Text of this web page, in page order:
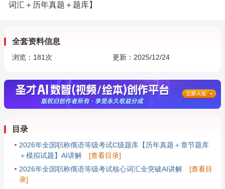
词汇＋历年真题＋题库】
全套资料信息
浏览： 181 次 更新：2025/12/24
目录
2026年全国职称俄语等级考试C级题库【历年真题＋章节题库
＋模拟试题】AI讲解
[查看目录]
2026年全国职称俄语等级考试核心词汇全突破AI讲解
[查看目
录]